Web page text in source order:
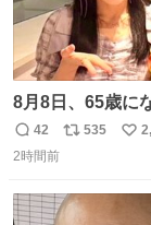
8月8日、65歳になりました！！
をしてもらいました！！ 実は今年、家族
て、 6月には娘
返
信
42
リ
ト
535
い
2時間前